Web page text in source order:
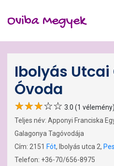
Oviba Megyek
Ibolyás
Óvoda
3.0 (1 vélemény)
Teljes név: Apponyi Franciska
Galagonya Tagóvodája
Cím: 2151 Fót, Ibolyás utca 2,
Telefon: +36-70/656-8975